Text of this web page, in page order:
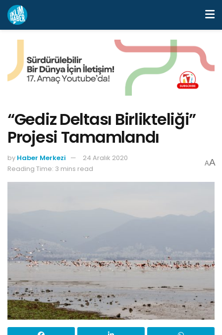
“Gediz Deltası Birlikteliği”
Projesi Tamamlandı
by Haber Merkezi
24 Aralık 2020
Reading Time: 3 mins read
AA